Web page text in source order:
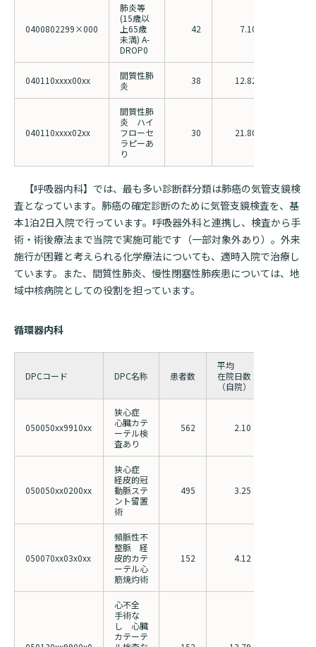
0400802299×000
肺炎等
(15歳以
上65歳
未満) A-
DROP0
42 7.10
040110xxxx00xx
間質性肺
炎
38 12.82
040110xxxx02xx
間質性肺
炎 ハイ
フローセ
ラピーあ
り
30 21.80
【呼吸器内科】では、最も多い診断群分類は肺癌の気管支鏡検
査となっています。肺癌の確定診断のために気管支鏡検査を、基
本1泊2日入院で行っています。呼吸器外科と連携し、検査から手
術・術後療法まで当院で実施可能です（一部対象外あり）。外来
施行が困難と考えられる化学療法についても、適時入院で治療し
ています。また、間質性肺炎、慢性閉塞性肺疾患については、地
域中核病院としての役割を担っています。
循環器内科
DPCコード DPC名称 患者数
平均
在院日数
（自院）
050050xx9910xx
狭心症
心臓カテ
ーテル検
査あり
562 2.10
050050xx0200xx
狭心症
経皮的冠
動脈ステ
ント留置
術
495 3.25
050070xx03x0xx
頻脈性不
整脈 経
皮的カテ
ーテル心
筋焼灼術
152 4.12
心不全
手術な
し 心臓
カテーテ